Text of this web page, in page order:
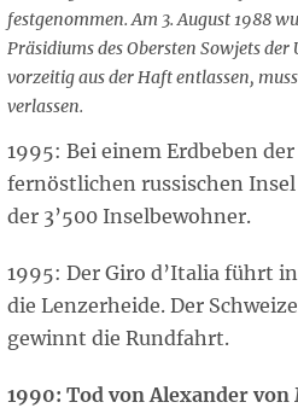
festgenommen. Am 3. August 1988
Präsidiums des Obersten Sowjets der
vorzeitig aus der Haft entlassen,
verlassen.
1995: Bei einem Erdbeben
fernöstlichen russischen
der 3’500 Inselbewohner.
1995: Der Giro d’Italia führt
die Lenzerheide. Der
gewinnt die Rundfahrt.
1990: Tod von Alexander